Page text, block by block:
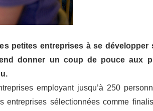
petites entreprises à se développer
donner un coup de pouce aux
employant jusqu’à 250
entreprises sélectionnées comme